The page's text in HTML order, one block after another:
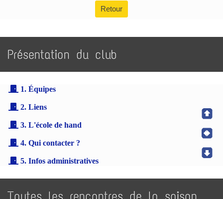
Retour
Présentation du club
1. Équipes
2. Liens
3. L'école de hand
4. Qui contacter ?
5. Infos administratives